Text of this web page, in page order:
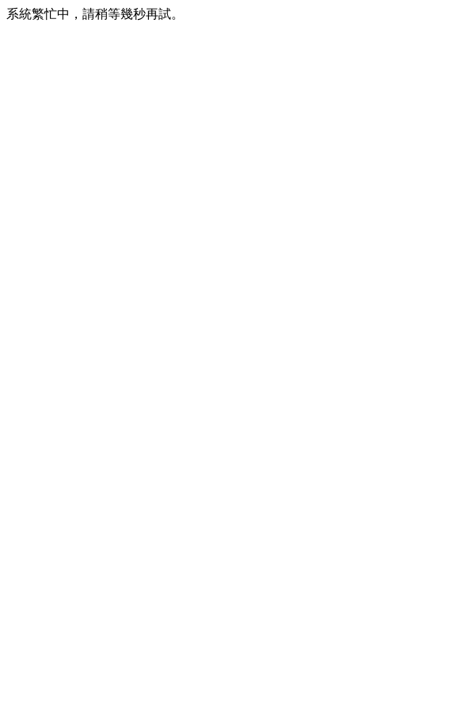
系統繁忙中，請稍等幾秒再試。